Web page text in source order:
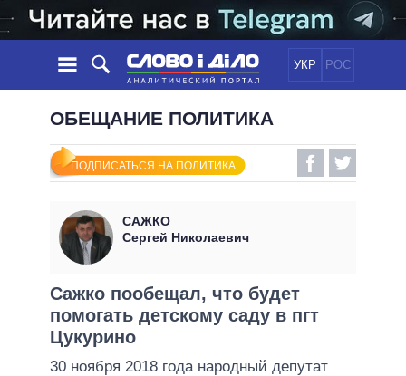
УКР РОС
НОВОСТИ
ЛЕНТА
СОБЫТИЯ
СТАТЬИ
МНЕНИЯ
ОБЗОРЫ
ДАЙДЖЕСТЫ
ПОЛИТИКА
ЭКОНОМИКА
МИР
ОБЕЩАНИЯ
ВСЕ ПОЛИТИКИ
ПРЕЗИДЕНТ И ОФИС
ВЕРХОВНАЯ РАДА
КАБИНЕТ МИНИСТРОВ
ГЛАВЫ ОБЛАДМИНИСТРАЦИЙ
МЭРЫ
ИНФОГРАФИКА
ПОДДЕРЖАТЬ
ОБЕЩАНИЕ ПОЛИТИКА
ПОДПИСАТЬСЯ НА ПОЛИТИКА
САЖКО
Сергей Николаевич
Сажко пообещал, что будет
помогать детскому саду в пгт
Цукурино
30 ноября 2018 года народный депутат